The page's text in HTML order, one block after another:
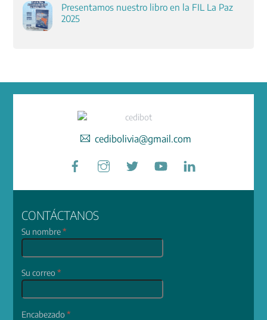
Presentamos nuestro libro en la FIL La Paz
2025
cedibolivia@gmail.com
Facebook
CONTÁCTANOS
Su nombre*
Su correo*
Encabezado*